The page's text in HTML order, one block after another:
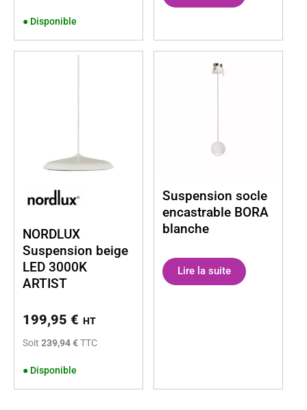
● Disponible
NORDLUX
Suspension beige
LED 3000K
ARTIST
199,95 € HT
Soit 239,94 €TTC
● Disponible
Suspension socle
encastrable BORA
blanche
Lire la suite